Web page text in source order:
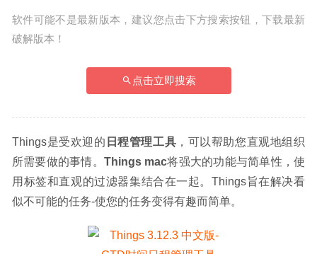
软件可能不是最新版本，建议您点击下方搜索按钮，下载最新
破解版本！
点击立即搜索
Things是受欢迎的 日程管理工具 ，可以帮助您直观地组织
所需要做的事情。 Things mac将强大的功能与简单性，使
用标签和直观的过滤器集结合在一起。Things旨在解决看
似不可能的任务-使您的任务变得有趣而简单。